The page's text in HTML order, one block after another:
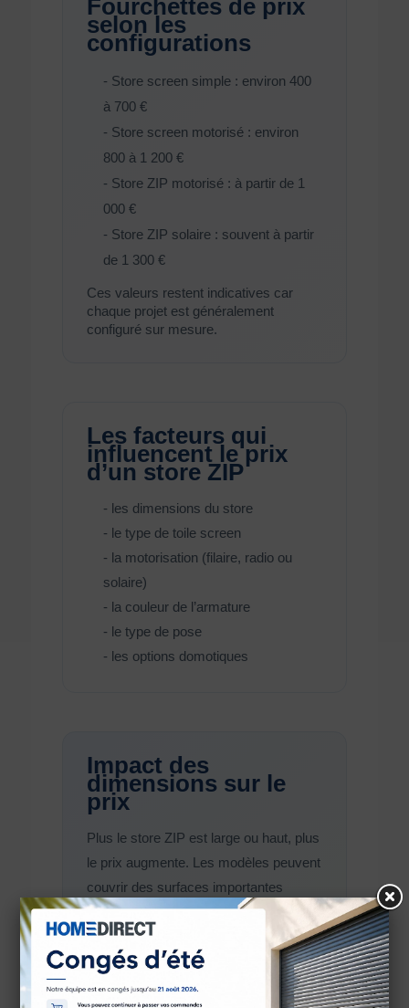
Fourchettes de prix
selon les
configurations
- Store screen simple : environ 400
à 700 €
- Store screen motorisé : environ
800 à 1 200 €
- Store ZIP motorisé : à partir de 1
000 €
- Store ZIP solaire : souvent à partir
de 1 300 €
Ces valeurs restent indicatives car
chaque projet est généralement
configuré sur mesure.
Les facteurs qui
influencent le prix
d’un store ZIP
- les dimensions du store
- le type de toile screen
- la motorisation (filaire, radio ou
solaire)
- la couleur de l’armature
- le type de pose
- les options domotiques
Impact des
dimensions sur le
prix
Plus le store ZIP est large ou haut, plus
le prix augmente. Les modèles peuvent
couvrir des surfaces importantes
pouvant dépasser plusieurs mètres de
largeur, ce qui nécessite une structure
aluminium plus robuste et une
motorisation adaptée.